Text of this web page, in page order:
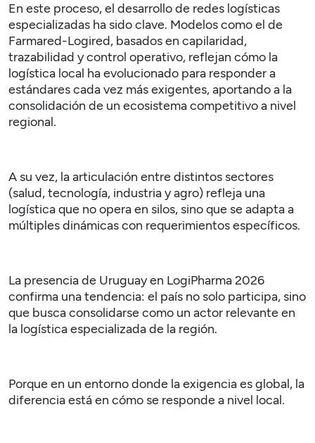
En este proceso, el desarrollo de redes logísticas
especializadas ha sido clave. Modelos como el de
Farmared-Logired, basados en capilaridad,
trazabilidad y control operativo, reflejan cómo la
logística local ha evolucionado para responder a
estándares cada vez más exigentes, aportando a la
consolidación de un ecosistema competitivo a nivel
regional.
A su vez, la articulación entre distintos sectores
(salud, tecnología, industria y agro) refleja una
logística que no opera en silos, sino que se adapta a
múltiples dinámicas con requerimientos específicos.
La presencia de Uruguay en LogiPharma2026
confirma una tendencia: el país no solo participa, sino
que busca consolidarse como un actor relevante en
la logística especializada de la región.
Porque en un entorno donde la exigencia es global, la
diferencia está en cómo se responde a nivel local.